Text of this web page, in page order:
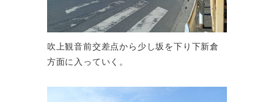
吹上観音前交差点から少し坂を下り下新倉
方面に入っていく。